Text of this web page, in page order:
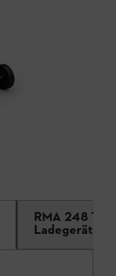
RMA 248 T
Ladegerät